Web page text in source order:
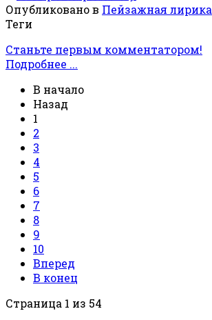
Опубликовано в Пейзажная лирика
Теги
Станьте первым комментатором!
Подробнее ...
В начало
Назад
1
2
3
4
5
6
7
8
9
10
Вперед
В конец
Страница 1 из 54